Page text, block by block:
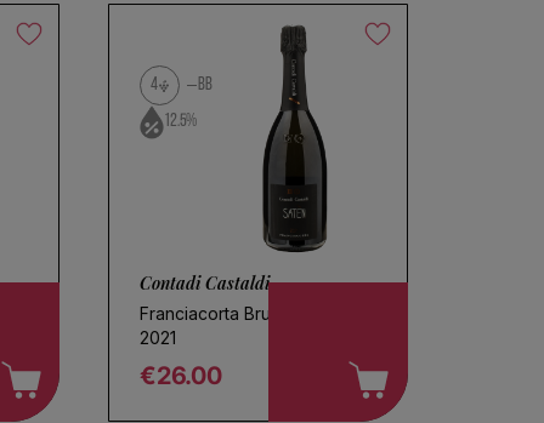
4
BB
12.5%
Contadi Castaldi
Franciacorta Brut Saten
2021
€26.00